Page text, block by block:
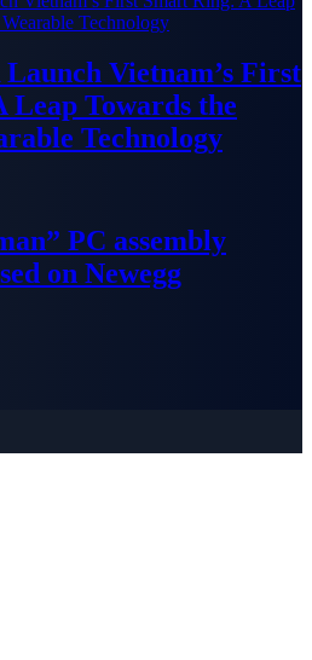
Vietnam’s First
Leap Towards the
Technology
PC assembly
on Newegg